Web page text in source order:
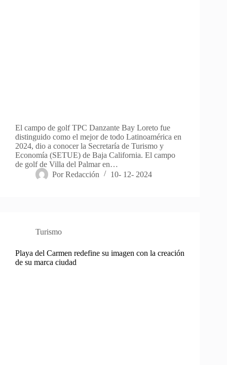
El campo de golf TPC Danzante Bay Loreto fue
distinguido como el mejor de todo Latinoamérica en
2024, dio a conocer la Secretaría de Turismo y
Economía (SETUE) de Baja California. El campo
de golf de Villa del Palmar en…
Por Redacción 10- 12- 2024
Turismo
Playa del Carmen redefine su imagen con la creación
de su marca ciudad